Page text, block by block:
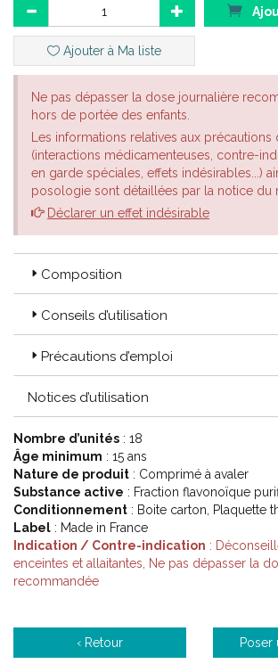
Ajouter à Ma liste
Ne pas dépasser la dose journalière
hors de portée des enfants.
Les informations relatives aux précautions
(interactions médicamenteuses, contre-
en garde spéciales, effets indésirables...)
posologie sont détaillées par la notice du
Déclarer un effet indésirable
Composition
Conseils d’utilisation
Précautions d’emploi
Notices d’utilisation
Nombre d’unités : 18
Âge minimum : 15 ans
Nature de produit : Comprimé à avaler
Substance active : Fraction flavonoïque
Conditionnement : Boite carton, Plaquette
Label : Made in France
Indication / Contre-indication :
enceintes et allaitantes, Ne pas dépasser la
recommandée
‹ Retour Poser